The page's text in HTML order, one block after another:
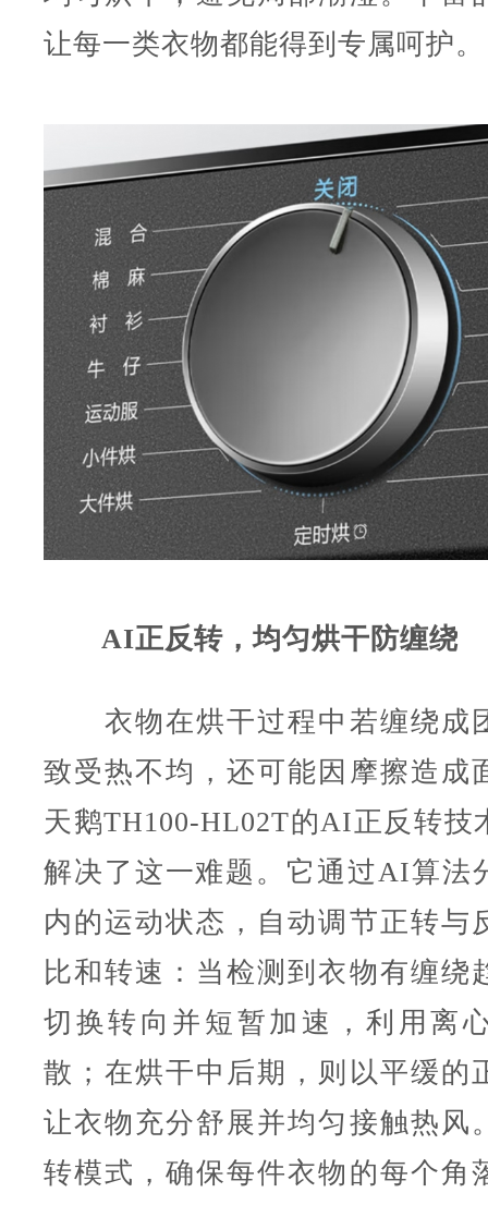
让每一类衣物都能得到专属呵护。
AI正反转，均匀烘干防缠绕
衣物在烘干过程中若缠绕成
致受热不均，还可能因摩擦造成
天鹅TH100-HL02T的AI正反转技
解决了这一难题。它通过AI算法
内的运动状态，自动调节正转与
比和转速：当检测到衣物有缠绕
切换转向并短暂加速，利用离
散；在烘干中后期，则以平缓的
让衣物充分舒展并均匀接触热风
转模式，确保每件衣物的每个角